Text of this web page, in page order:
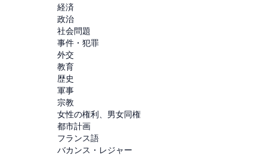
経済
政治
社会問題
事件・犯罪
外交
教育
歴史
軍事
宗教
女性の権利、男女同権
都市計画
フランス語
バカンス・レジャー